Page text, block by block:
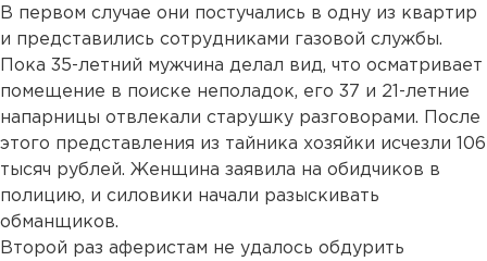
В первом случае они постучались в одну из квартир
и представились сотрудниками газовой службы.
Пока 35-летний мужчина делал вид, что осматривает
помещение в поиске неполадок, его 37 и 21-летние
напарницы отвлекали старушку разговорами. После
этого представления из тайника хозяйки исчезли 106
тысяч рублей. Женщина заявила на обидчиков в
полицию, и силовики начали разыскивать
обманщиков.
Второй раз аферистам не удалось обдурить